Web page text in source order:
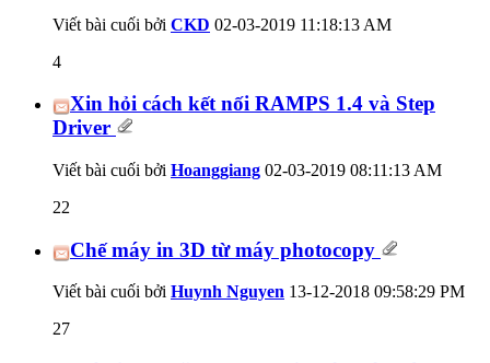
Viết bài cuối bởi CKD 02-03-2019 11:18:13 AM
4
Xin hỏi cách kết nối RAMPS 1.4 và Step
Driver
Viết bài cuối bởi Hoanggiang 02-03-2019 08:11:13 AM
22
Chế máy in 3D từ máy photocopy
Viết bài cuối bởi Huynh Nguyen 13-12-2018 09:58:29 PM
27